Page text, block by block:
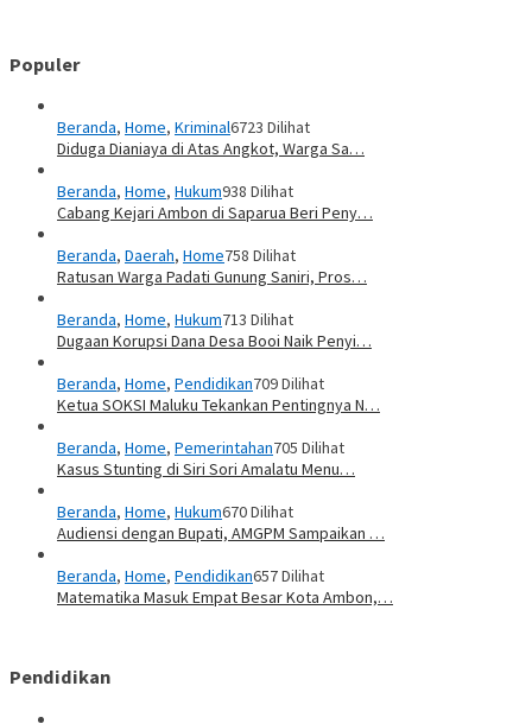
Populer
Beranda, Home, Kriminal6723 Dilihat
Diduga Dianiaya di Atas Angkot, Warga Sa…
Beranda, Home, Hukum938 Dilihat
Cabang Kejari Ambon di Saparua Beri Peny…
Beranda, Daerah, Home758 Dilihat
Ratusan Warga Padati Gunung Saniri, Pros…
Beranda, Home, Hukum713 Dilihat
Dugaan Korupsi Dana Desa Booi Naik Penyi…
Beranda, Home, Pendidikan709 Dilihat
Ketua SOKSI Maluku Tekankan Pentingnya N…
Beranda, Home, Pemerintahan705 Dilihat
Kasus Stunting di Siri Sori Amalatu Menu…
Beranda, Home, Hukum670 Dilihat
Audiensi dengan Bupati, AMGPM Sampaikan …
Beranda, Home, Pendidikan657 Dilihat
Matematika Masuk Empat Besar Kota Ambon,…
Pendidikan